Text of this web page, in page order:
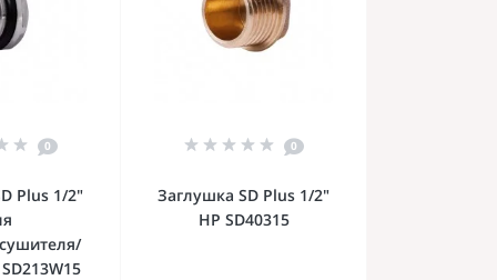
0
Plus 1/2"
0
Заглушка SD Plus 1/2"
НР SD40315